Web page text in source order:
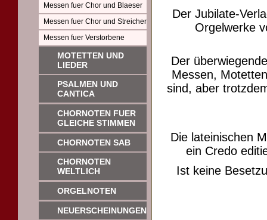
Messen fuer Chor und Blaeser
Messen fuer Chor und Streicher
Messen fuer Verstorbene
MOTETTEN UND
LIEDER
PSALMEN UND
CANTICA
CHORNOTEN FUER
GLEICHE STIMMEN
CHORNOTEN SAB
CHORNOTEN
WELTLICH
ORGELNOTEN
NEUERSCHEINUNGEN
Der Jubilate-
Orgelwerke
Der
Messen,
sind, aber
Die lateinischen
ein Credo
Ist keine